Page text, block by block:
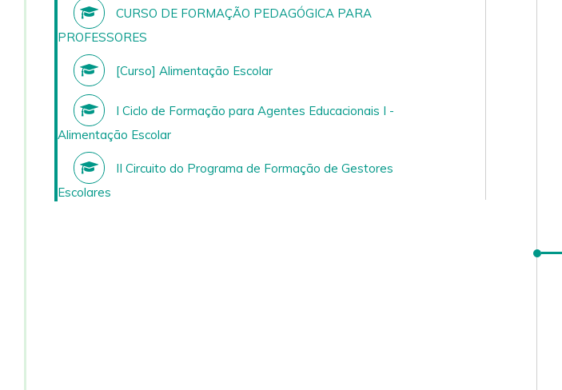
CURSO DE FORMAÇÃO PEDAGÓGICA PARA
PROFESSORES
[Curso] Alimentação Escolar
I Ciclo de Formação para Agentes Educacionais I -
Alimentação Escolar
II Circuito do Programa de Formação de Gestores
Escolares